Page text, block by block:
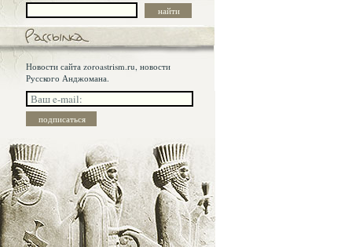
Новости сайта zoroastrism.ru, новости
Русского Анджомана.